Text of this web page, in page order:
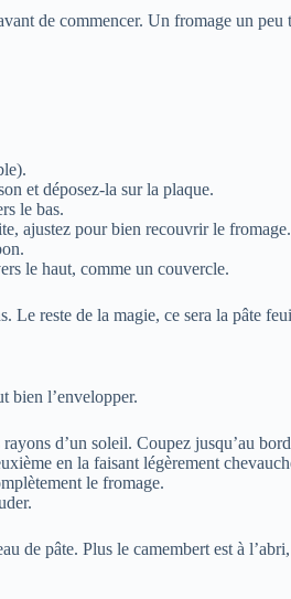
de commencer. Un fromage un
et déposez-la sur la plaque.
le bas.
ajustez pour bien recouvrir le fromage.
le haut, comme un couvercle.
Le reste de la magie, ce sera la pâte
bien l’envelopper.
d’un soleil. Coupez jusqu’au
en la faisant légèrement
le fromage.
de pâte. Plus le camembert est à